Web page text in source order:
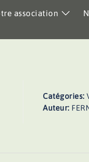
association
Catégories:
Auteur: